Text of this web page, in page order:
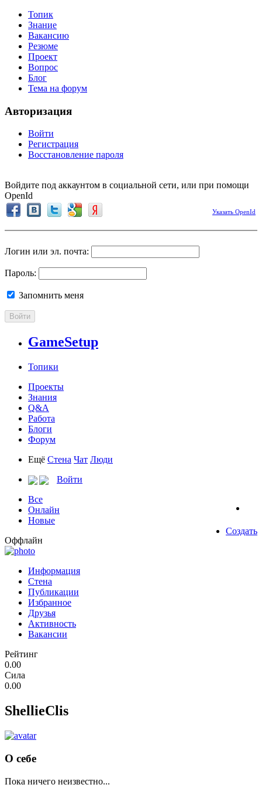
Топик
Знание
Вакансию
Резюме
Проект
Вопрос
Блог
Тема на форум
Авторизация
Войти
Регистрация
Восстановление пароля
Войдите под аккаунтом в социальной сети, или при помощи
OpenId
Указать OpenId
Логин или эл. почта:
Пароль:
Запомнить меня
Войти
GameSetup
Топики
Проекты
Знания
Q&A
Работа
Блоги
Форум
Ещё Стена Чат Люди
Войти
Все
Онлайн
Новые
Создать
Оффлайн
Информация
Стена
Публикации
Избранное
Друзья
Активность
Вакансии
Рейтинг
0.00
Сила
0.00
ShellieClis
О себе
Пока ничего неизвестно...